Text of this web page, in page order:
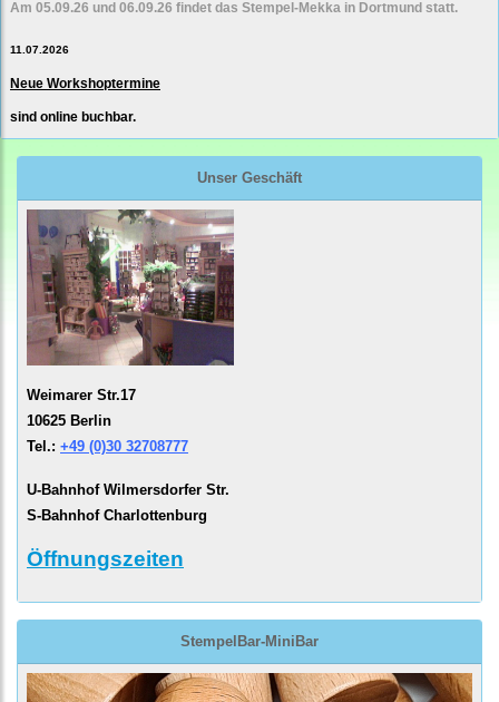
Am 05.09.26 und 06.09.26 findet das Stempel-Mekka in Dortmund statt.
11.07.2026
Neue Workshoptermine
sind online buchbar.
Unser Geschäft
Weimarer Str.17
10625 Berlin
Tel.: +49 (0)30 32708777
U-Bahnhof Wilmersdorfer Str.
S-Bahnhof Charlottenburg
Öffnungszeiten
StempelBar-MiniBar